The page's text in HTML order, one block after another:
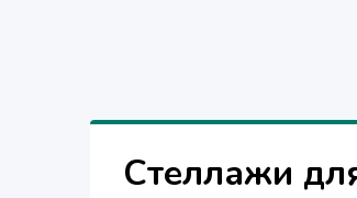
Стеллажи